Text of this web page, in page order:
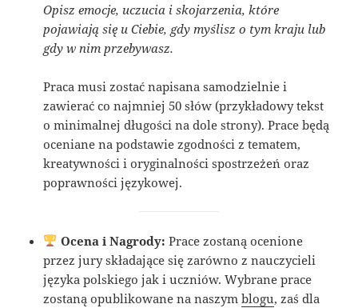
Opisz emocje, uczucia i skojarzenia, które
pojawiają się u Ciebie, gdy myślisz o tym kraju lub
gdy w nim przebywasz.
Praca musi zostać napisana samodzielnie i
zawierać co najmniej 50 słów (przykładowy tekst
o minimalnej długości na dole strony). Prace będą
oceniane na podstawie zgodności z tematem,
kreatywności i oryginalności spostrzeżeń oraz
poprawności językowej.
Ocena i Nagrody: Prace zostaną ocenione
przez jury składające się zarówno z nauczycieli
języka polskiego jak i uczniów. Wybrane prace
zostaną opublikowane na naszymblogu, zaś dla